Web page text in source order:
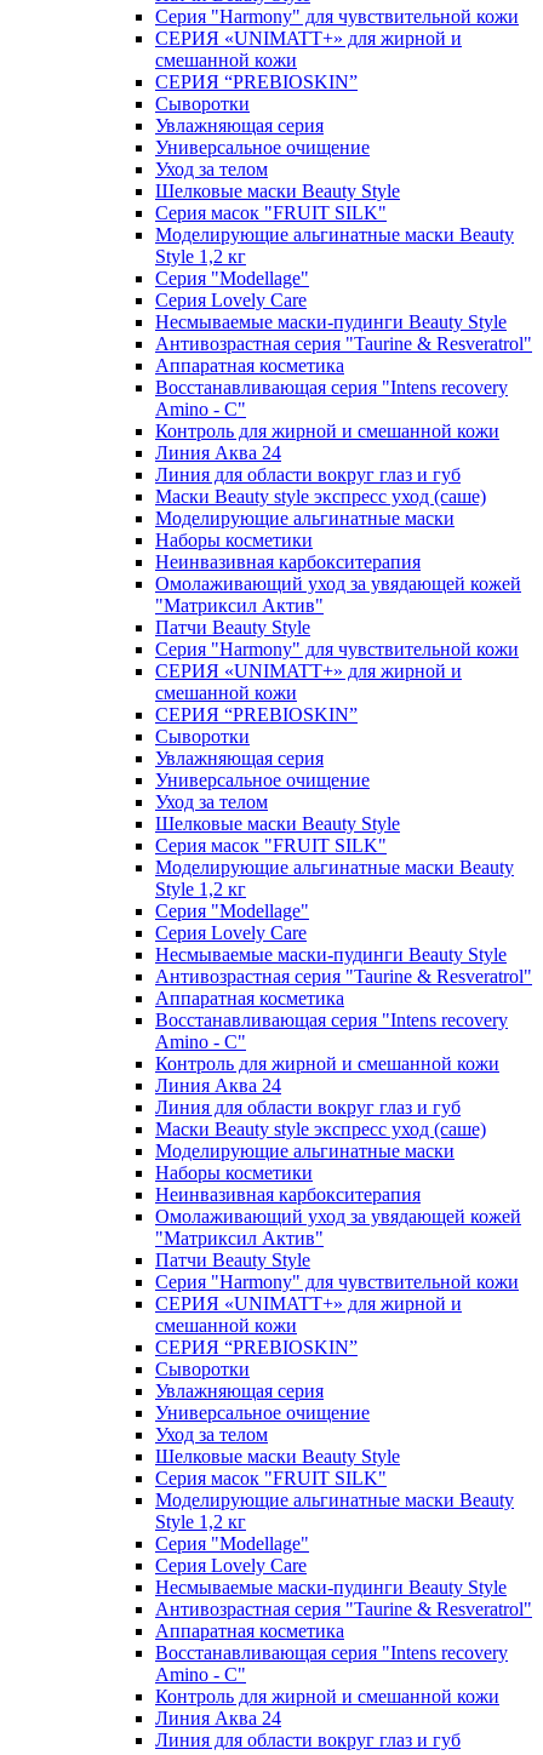
Серия "Harmony" для чувствительной кожи
СЕРИЯ «UNIMATT+» для жирной и
смешанной кожи
СЕРИЯ “PREBIOSKIN”
Сыворотки
Увлажняющая серия
Универсальное очищение
Уход за телом
Шелковые маски Beauty Style
Серия масок "FRUIT SILK"
Моделирующие альгинатные маски Beauty
Style 1,2 кг
Серия "Modellage"
Cерия Lovely Care
Несмываемые маски-пудинги Beauty Style
Антивозрастная серия "Taurine & Resveratrol"
Аппаратная косметика
Восстанавливающая серия "Intens recovery
Amino - C"
Контроль для жирной и смешанной кожи
Линия Аква 24
Линия для области вокруг глаз и губ
Маски Beauty style экспресс уход (саше)
Моделирующие альгинатные маски
Наборы косметики
Неинвазивная карбокситерапия
Омолаживающий уход за увядающей кожей
"Матриксил Актив"
Патчи Beauty Style
Серия "Harmony" для чувствительной кожи
СЕРИЯ «UNIMATT+» для жирной и
смешанной кожи
СЕРИЯ “PREBIOSKIN”
Сыворотки
Увлажняющая серия
Универсальное очищение
Уход за телом
Шелковые маски Beauty Style
Серия масок "FRUIT SILK"
Моделирующие альгинатные маски Beauty
Style 1,2 кг
Серия "Modellage"
Cерия Lovely Care
Несмываемые маски-пудинги Beauty Style
Антивозрастная серия "Taurine & Resveratrol"
Аппаратная косметика
Восстанавливающая серия "Intens recovery
Amino - C"
Контроль для жирной и смешанной кожи
Линия Аква 24
Линия для области вокруг глаз и губ
Маски Beauty style экспресс уход (саше)
Моделирующие альгинатные маски
Наборы косметики
Неинвазивная карбокситерапия
Омолаживающий уход за увядающей кожей
"Матриксил Актив"
Патчи Beauty Style
Серия "Harmony" для чувствительной кожи
СЕРИЯ «UNIMATT+» для жирной и
смешанной кожи
СЕРИЯ “PREBIOSKIN”
Сыворотки
Увлажняющая серия
Универсальное очищение
Уход за телом
Шелковые маски Beauty Style
Серия масок "FRUIT SILK"
Моделирующие альгинатные маски Beauty
Style 1,2 кг
Серия "Modellage"
Cерия Lovely Care
Несмываемые маски-пудинги Beauty Style
Антивозрастная серия "Taurine & Resveratrol"
Аппаратная косметика
Восстанавливающая серия "Intens recovery
Amino - C"
Контроль для жирной и смешанной кожи
Линия Аква 24
Линия для области вокруг глаз и губ